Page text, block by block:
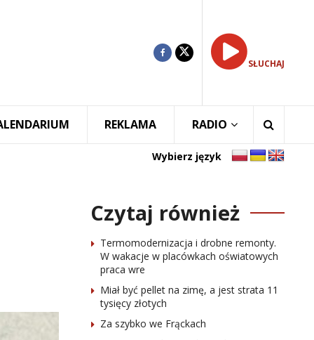
SŁUCHAJ
REKLAMA RADIO
Wybierz język
Czytaj również
Termomodernizacja i drobne remonty.
W wakacje w placówkach oświatowych
praca wre
Miał być pellet na zimę, a jest strata 11
tysięcy złotych
Za szybko we Frąckach